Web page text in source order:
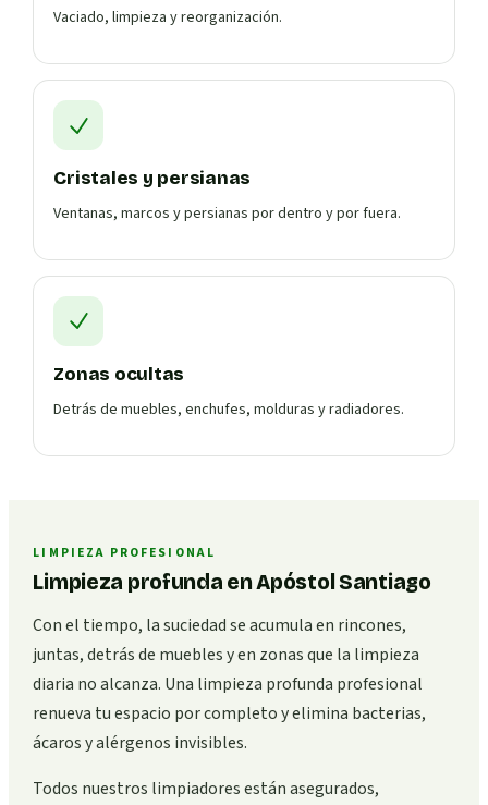
Vaciado, limpieza y reorganización.
Cristales y persianas
Ventanas, marcos y persianas por dentro y por fuera.
Zonas ocultas
Detrás de muebles, enchufes, molduras y radiadores.
LIMPIEZA PROFESIONAL
Limpieza profunda en Apóstol Santiago
Con el tiempo, la suciedad se acumula en rincones,
juntas, detrás de muebles y en zonas que la limpieza
diaria no alcanza. Una limpieza profunda profesional
renueva tu espacio por completo y elimina bacterias,
ácaros y alérgenos invisibles.
Todos nuestros limpiadores están asegurados,